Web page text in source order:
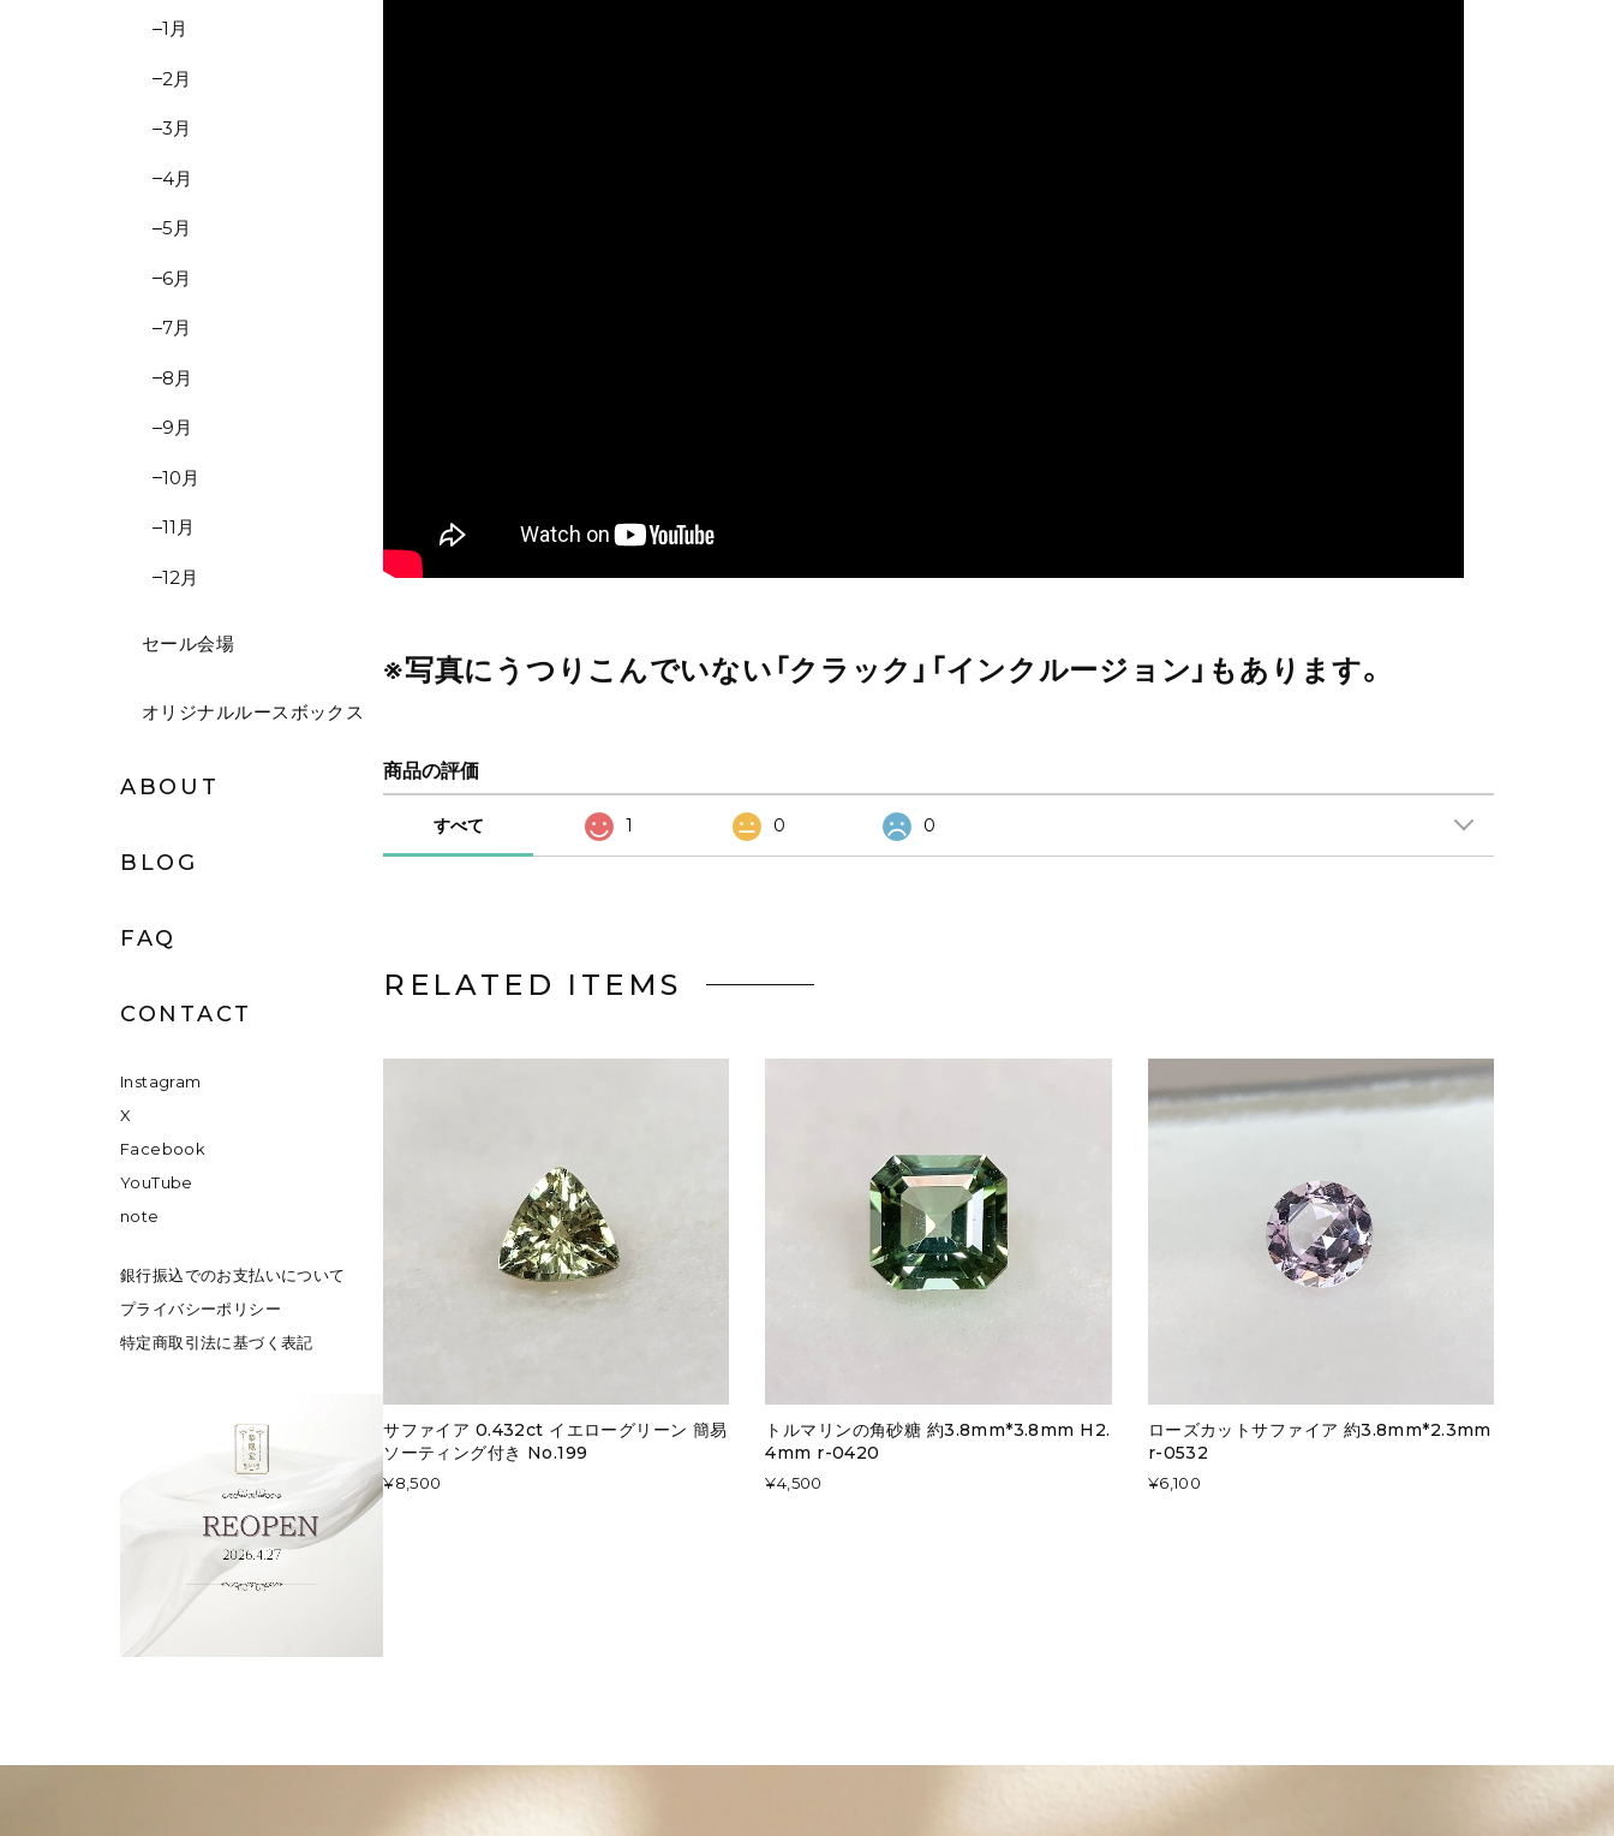
1月
2月
3月
4月
5月
6月
7月
8月
9月
10月
11月
12月
セール会場
オリジナルルースボックス
ABOUT
BLOG
FAQ
CONTACT
Instagram
X
Facebook
YouTube
note
銀行振込でのお支払いについて
プライバシーポリシー
特定商取引法に基づく表記
※写真にうつりこんでいない「クラック」「インクルージョン」もあります。
商品の評価
すべて 1 0 0
RELATED ITEMS
サファイア 0.432ct イエローグリーン 簡易
ソーティング付き No.199
¥8,500
トルマリンの角砂糖 約3.8mm*3.8mm H2.
4mm r-0420
¥4,500
ローズカットサファイア 約3.8mm*2.3mm
r-0532
¥6,100